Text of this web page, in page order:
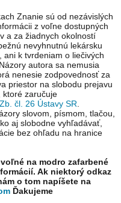
Znanie sú od nezávislých
z voľne dostupných
a za žiadnych okolností
nevyhnutnú lekársku
k tvrdeniam o liečivých
autora sa nemusia
nenesie zodpovednosť za
priestor na slobodu prejavu
ktoré zaručuje
čl. 26 Ústavy SR
slovom, písmom, tlačou,
aj slobodne vyhľadávať,
bez ohľadu na hranice
na modro zafarbené
Ak niektorý odkaz
o tom napíšete na
Ďakujeme